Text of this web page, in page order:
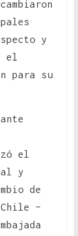
y
el
para su
el
y
de
–